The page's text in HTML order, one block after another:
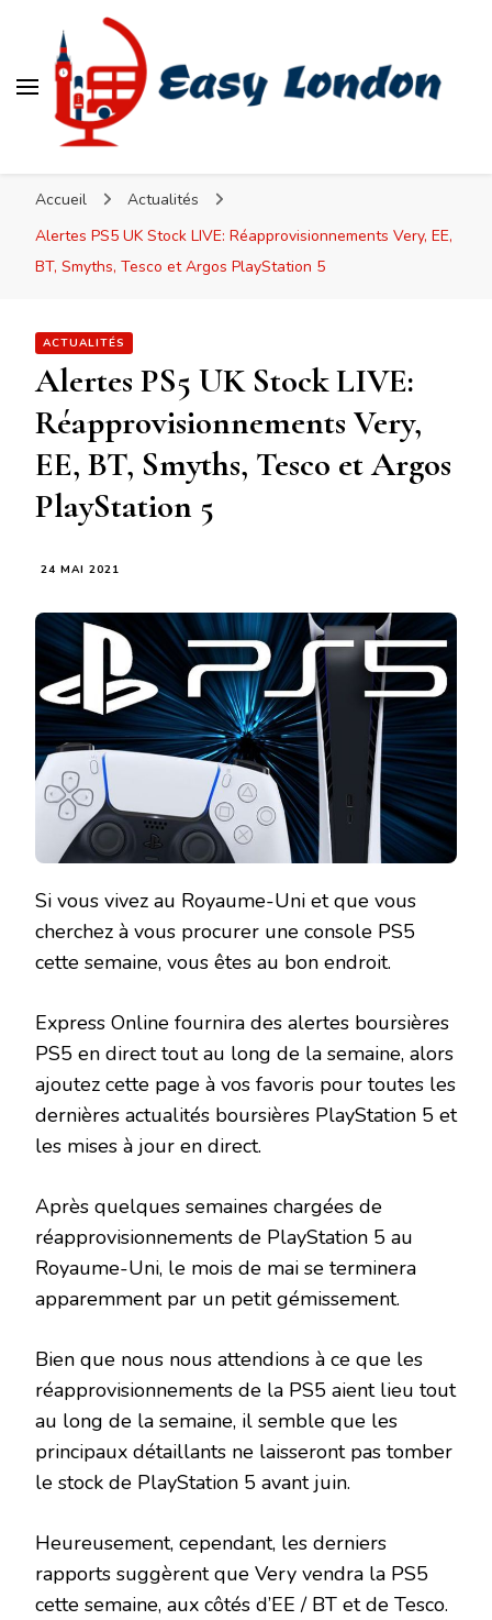
Accueil
Actualités
Alertes PS5 UK Stock LIVE: Réapprovisionnements Very, EE,
BT, Smyths, Tesco et Argos PlayStation 5
ACTUALITÉS
Alertes PS5 UK Stock LIVE:
Réapprovisionnements Very,
EE, BT, Smyths, Tesco et Argos
PlayStation 5
24 MAI 2021
Si vous vivez au Royaume-Uni et que vous
cherchez à vous procurer une console PS5
cette semaine, vous êtes au bon endroit.
Express Online fournira des alertes boursières
PS5 en direct tout au long de la semaine, alors
ajoutez cette page à vos favoris pour toutes les
dernières actualités boursières PlayStation 5 et
les mises à jour en direct.
Après quelques semaines chargées de
réapprovisionnements de PlayStation 5 au
Royaume-Uni, le mois de mai se terminera
apparemment par un petit gémissement.
Bien que nous nous attendions à ce que les
réapprovisionnements de la PS5 aient lieu tout
au long de la semaine, il semble que les
principaux détaillants ne laisseront pas tomber
le stock de PlayStation 5 avant juin.
Heureusement, cependant, les derniers
rapports suggèrent que Very vendra la PS5
cette semaine, aux côtés d’EE / BT et de Tesco.